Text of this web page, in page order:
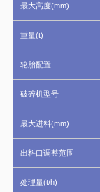
最大高度(mm)
重量(t)
轮胎配置
破碎机型号
最大进料(mm)
出料口调整范围
处理量(t/h)